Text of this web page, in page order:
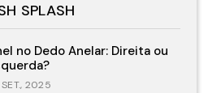
SPLASH
no Dedo Anelar: Direita ou
2025